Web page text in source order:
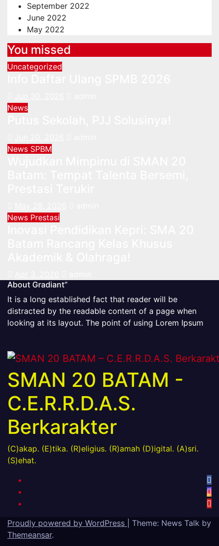
September 2022
June 2022
May 2022
You missed
Uncategorized
News
News SPBM
News Prestasi
About Gradiant”
It is a long established fact that reader will be
distracted by the readable content of a page when
looking at its layout. The point of using Lorem Ipsum
SMAN 20 BATAM -
C.E.R.R.D.A.S.
Berkarakter
(C)akap. (E)tika. (R)eligius. (R)amah (D)igital. (A)sri.
(S)ehat.
Proudly powered by WordPress
Theme: News Talk by
Themeansar.